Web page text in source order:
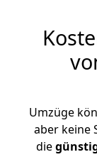
Umzüge
aber keine
die